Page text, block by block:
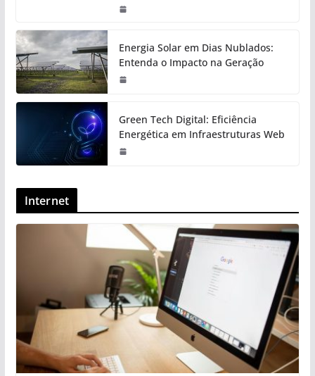
Energia Solar em Dias Nublados:
Entenda o Impacto na Geração
Green Tech Digital: Eficiência
Energética em Infraestruturas Web
Internet